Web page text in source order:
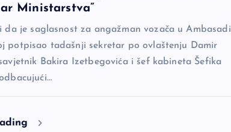
Ministarstva”
da je saglasnost za angažman vozača u Ambasadi
potpisao tadašnji sekretar po ovlaštenju Damir
Bakira Izetbegovića i šef kabineta Šefika